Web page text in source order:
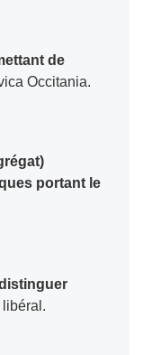
de
Occitania.
portant le
libéral.